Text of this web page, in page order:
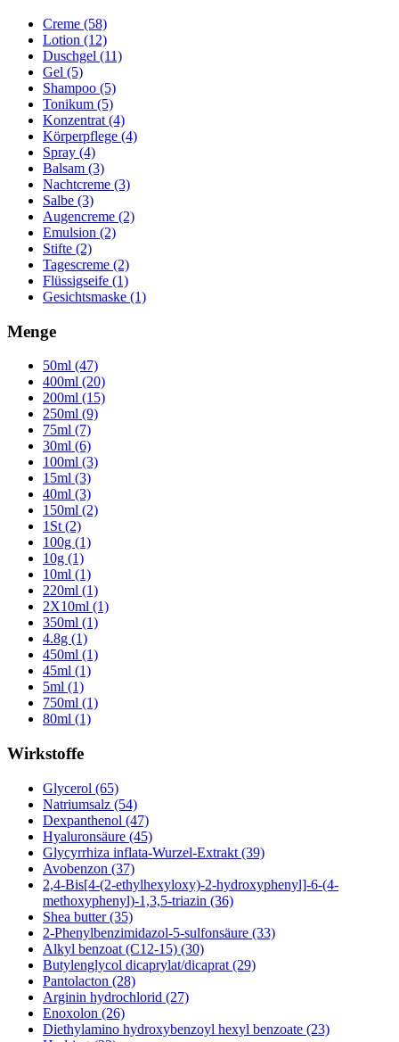
Creme (58)
Lotion (12)
Duschgel (11)
Gel (5)
Shampoo (5)
Tonikum (5)
Konzentrat (4)
Körperpflege (4)
Spray (4)
Balsam (3)
Nachtcreme (3)
Salbe (3)
Augencreme (2)
Emulsion (2)
Stifte (2)
Tagescreme (2)
Flüssigseife (1)
Gesichtsmaske (1)
Menge
50ml (47)
400ml (20)
200ml (15)
250ml (9)
75ml (7)
30ml (6)
100ml (3)
15ml (3)
40ml (3)
150ml (2)
1St (2)
100g (1)
10g (1)
10ml (1)
220ml (1)
2X10ml (1)
350ml (1)
4.8g (1)
450ml (1)
45ml (1)
5ml (1)
750ml (1)
80ml (1)
Wirkstoffe
Glycerol (65)
Natriumsalz (54)
Dexpanthenol (47)
Hyaluronsäure (45)
Glycyrrhiza inflata-Wurzel-Extrakt (39)
Avobenzon (37)
2,4-Bis[4-(2-ethylhexyloxy)-2-hydroxyphenyl]-6-(4-
methoxyphenyl)-1,3,5-triazin (36)
Shea butter (35)
2-Phenylbenzimidazol-5-sulfonsäure (33)
Alkyl benzoat (C12-15) (30)
Butylenglycol dicaprylat/dicaprat (29)
Pantolacton (28)
Arginin hydrochlorid (27)
Enoxolon (26)
Diethylamino hydroxybenzoyl hexyl benzoate (23)